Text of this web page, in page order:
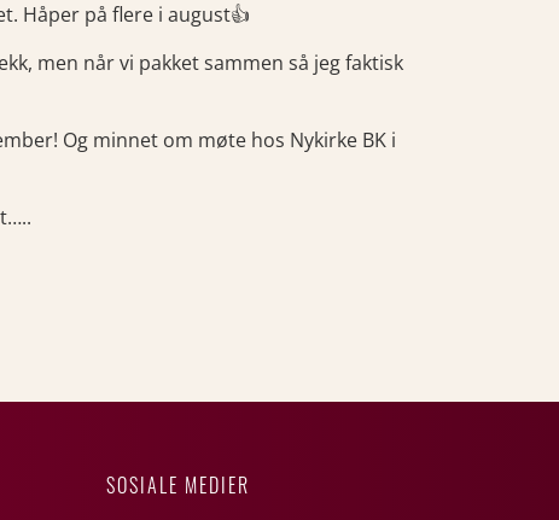
Håper på flere i august👍
men når vi pakket sammen så jeg faktisk
Og minnet om møte hos Nykirke BK i
SOSIALE MEDIER